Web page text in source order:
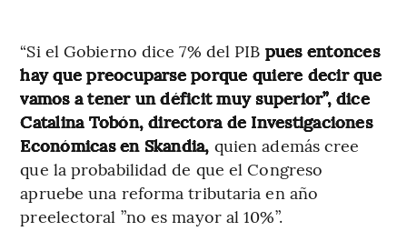
“Si el Gobierno dice 7% del PIB pues entonces
hay que preocuparse porque quiere decir que
vamos a tener un déficit muy superior”, dice
Catalina Tobón, directora de Investigaciones
Económicas en Skandia, quien además cree
que la probabilidad de que el Congreso
apruebe una reforma tributaria en año
preelectoral ”no es mayor al 10%”.